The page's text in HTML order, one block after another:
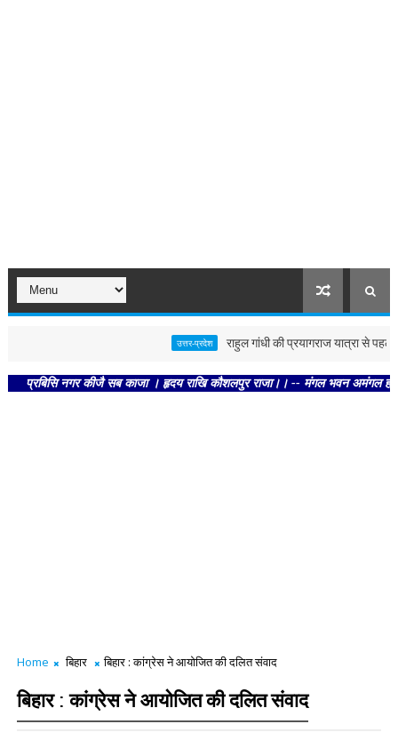
उत्तर-प्रदेश राहुल गांधी की प्रयागराज यात्रा से पहले पोस्टर
नगर कीजै सब काजा । हृदय राखि कौशलपुर राजा।। -- मंगल भवन अमंगल हारी।
Home बिहार बिहार : कांग्रेस ने आयोजित की दलित संवाद
बिहार : कांग्रेस ने आयोजित की दलित संवाद